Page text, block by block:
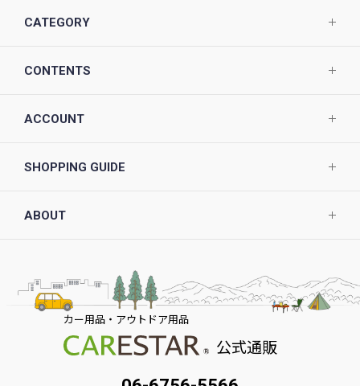
CATEGORY
CONTENTS
ACCOUNT
SHOPPING GUIDE
ABOUT
カー用品・アウトドア用品
公式通販